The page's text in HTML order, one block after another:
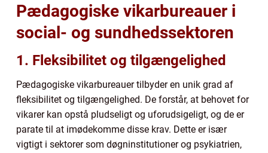
Pædagogiske vikarbureauer i
social- og sundhedssektoren
1. Fleksibilitet og tilgængelighed
Pædagogiske vikarbureauer tilbyder en unik grad af
fleksibilitet og tilgængelighed. De forstår, at behovet for
vikarer kan opstå pludseligt og uforudsigeligt, og de er
parate til at imødekomme disse krav. Dette er især
vigtigt i sektorer som døgninstitutioner og psykiatrien,